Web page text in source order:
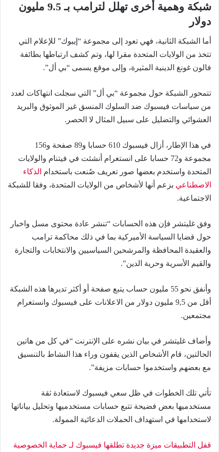
شبكة وهمية أخرى تهلل لترامب بـ 9.5 مليون
دولار
أما الشبكة الثانية، فهي تعود إلى مجموعة “إيبوك” للإعلام التي
تتخذ من الولايات المتحدة مقرا لها، وتم كشف ارتباطها بطائفة
فالون غونغ الدينية المثيرة، وإلى موقع يسمى “بي أل”.
تتمحور الشبكة حول مجموعة “بي أل” التي سجلت انتهاكات لعدد
من سياسات فيسبوك ضد السلوك المنسق غير الموثوق والبريد
العشوائي والتضليل على سبيل المثال لا الحصر.
في هذا الإطار، أزال فيسبوك 610 حسابا و89 صفحة و156
مجموعة و72 حسابا على انستغرام أنشئت في فيتنام والولايات
المتحدة واستخدم بعضها صور تعريف صُنعت باستخدام الذكاء
الاصطناعي بزعم أنها لأشخاص من الولايات المتحدة، وفقا للشبكة
الاجتماعية.
وفق غليتشر فإن هذه الحسابات “تنشر عادة محتوى مسل واخبار
حول قضايا السياسة الأميركية بما في ذلك محاكمة ترامب
والعقيدة المحافظة والمرشحين السياسيين والانتخابات والتجارة
والقيم الأسرية وحرية الدين”.
وأنفق نحو 55 مليون حساب يتبع صفحة أو أكثر تديرها هذه الشبكة
أقل من 9,5 مليون دولار من الاعلانات على فيسبوك وانستغرام
مجتمعين.
وأضاف غليتشر في بيان نشره على الإنترنت “في كل من هاتين
الحالتين، قام الأشخاص الذين يقفون وراء هذا النشاط بالتنسيق
مع بعضهم واستخدموا حسابات مزيفة”.
تأتي تلك الخطوات في ظل سعي فيسبوك لاستعادة ثقة
مستخدميها بعض فضيحة تتبع حسابات مستخدميها وتحليل بياناتها
لاستخدامها في استهداف الحملات الدعائية الممولة.
قفل التطبيقات ميزة جديدة تطلقها فيسبوك لـ حماية الخصوصية